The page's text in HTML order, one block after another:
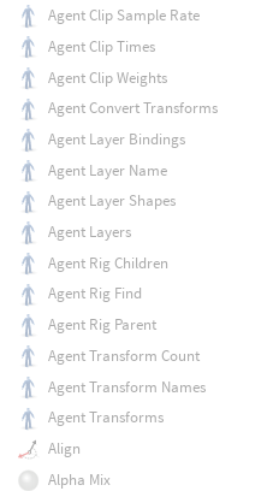
Agent Clip Sample Rate
Agent Clip Times
Agent Clip Weights
Agent Convert Transforms
Agent Layer Bindings
Agent Layer Name
Agent Layer Shapes
Agent Layers
Agent Rig Children
Agent Rig Find
Agent Rig Parent
Agent Transform Count
Agent Transform Names
Agent Transforms
Align
Alpha Mix